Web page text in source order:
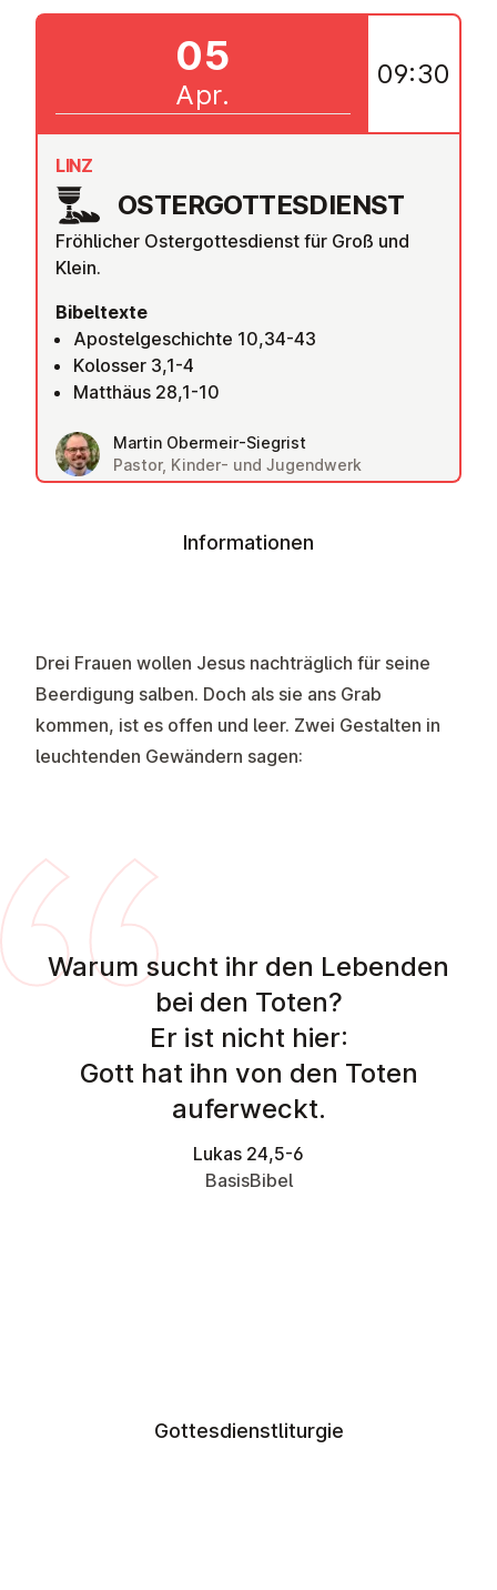
OS­TER­GOT­TES­DIENST
LINZ
Fröhlicher Ostergottesdienst für Groß und
Klein.
Bibeltexte
Apostelgeschichte 10,34-43
Kolosser 3,1-4
Matthäus 28,1-10
Martin Obermeir-Siegrist
Pastor, Kinder- und Jugendwerk
05
Apr.
09:30
Informationen
Drei Frauen wollen Jesus nachträglich für seine
Beerdigung salben. Doch als sie ans Grab
kommen, ist es offen und leer. Zwei Gestalten in
leuchtenden Gewändern sagen:
Warum sucht ihr den Lebenden
bei den Toten?
Er ist nicht hier:
Gott hat ihn von den Toten
auferweckt.
Lukas 24,5-6
BasisBibel
Gottesdienstliturgie